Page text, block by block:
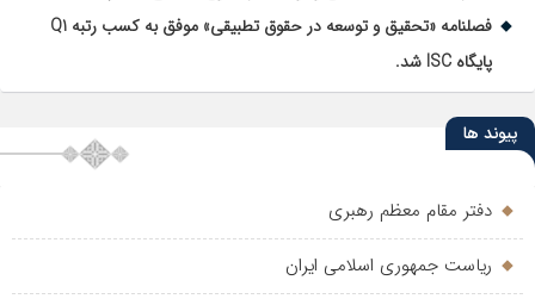
فصلنامه «تحقیق و توسعه در حقوق تطبیقی» موفق به کسب رتبه Q1
پایگاه ISC شد.
پیوند ها
دفتر مقام معظم رهبری
ریاست جمهوری اسلامی ایران